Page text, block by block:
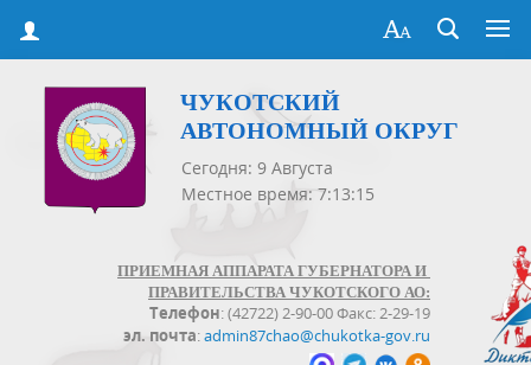
ЧУКОТСКИЙ
АВТОНОМНЫЙ ОКРУГ
Сегодня: 9 Августа
Местное время: 7:13:16
ПРИЕМНАЯ АППАРАТА ГУБЕРНАТОРА И
ПРАВИТЕЛЬСТВА ЧУКОТСКОГО АО:
Телефон: (42722) 2-90-00 Факс: 2-29-19
эл. почта:admin87chao@chukotka-gov.ru